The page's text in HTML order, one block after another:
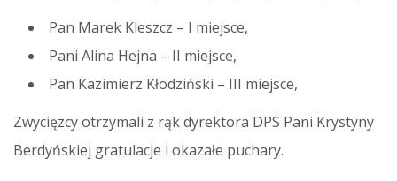
Pan Marek Kleszcz – I miejsce,
Pani Alina Hejna – II miejsce,
Pan Kazimierz Kłodziński – III miejsce,
Zwycięzcy otrzymali z rąk dyrektora DPS Pani Krystyny
Berdyńskiej gratulacje i okazałe puchary.